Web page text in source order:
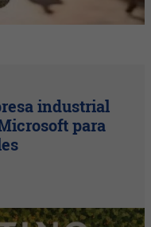
industrial
para